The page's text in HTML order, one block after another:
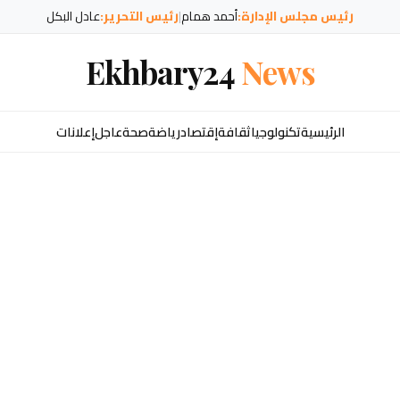
رئيس مجلس الإدارة:أحمد همام|رئيس التحرير:عادل البكل
Ekhbary24News
الرئيسيةتكنولوجياثقافةإقتصادرياضةصحةعاجلإعلانات